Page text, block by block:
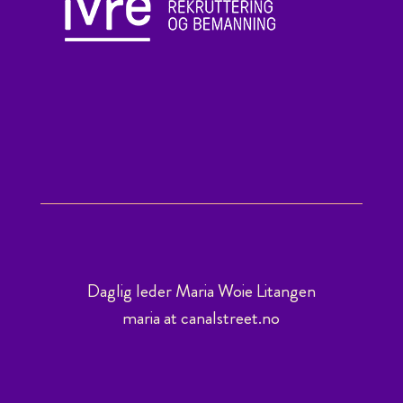
Daglig leder Maria Woie Litangen
maria at canalstreet.no